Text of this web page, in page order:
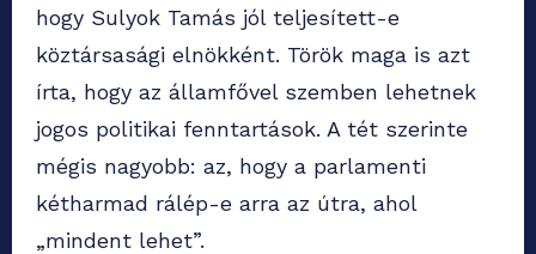
hogy Sulyok Tamás jól teljesített-e
köztársasági elnökként. Török maga is azt
írta, hogy az államfővel szemben lehetnek
jogos politikai fenntartások. A tét szerinte
mégis nagyobb: az, hogy a parlamenti
kétharmad rálép-e arra az útra, ahol
„mindent lehet”.